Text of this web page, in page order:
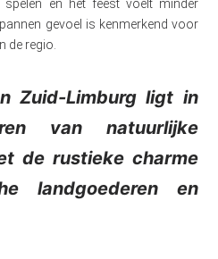
spelen en het feest voelt minder
gevoel is kenmerkend voor
de regio.
Zuid-Limburg ligt in
van natuurlijke
de rustieke charme
landgoederen en